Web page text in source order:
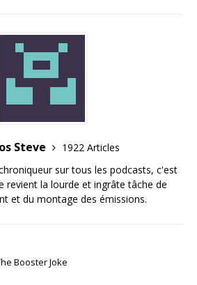
Steve
1922 Articles
sur tous les podcasts, c'est
revient la lourde et ingrâte tâche de
et du montage des émissions.
Booster Joke